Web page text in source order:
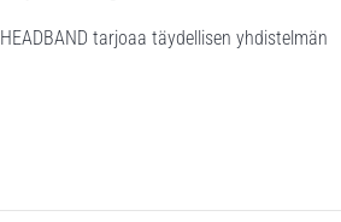
tarjoaa täydellisen yhdistelmän